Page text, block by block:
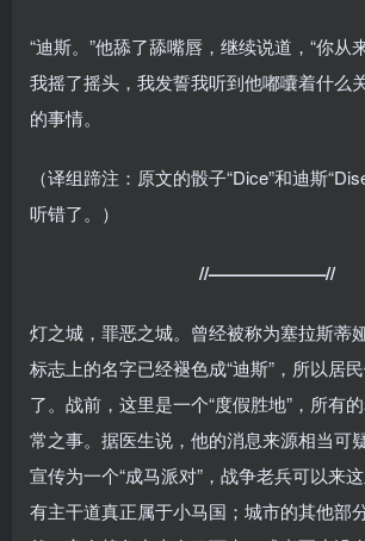
“迪斯。”他舔了舔嘴唇，继续说道，“你从
我摇了摇头，我发誓我听到他嘟囔着什么
的事情。
（译组蹄注：原文的骰子“Dice”和迪斯
听错了。）
//——————–//
灯之城，罪恶之城。曾经被称为塞拉斯蒂
标志上的名字已经褪色成“迪斯”，所以居
了。战前，这里是一个“度假胜地”，所有
常之事。据医生说，他的消息来源相当可
宣传为一个“成马派对”，战争老兵可以来
有主干道真正属于小马国；城市的其他部